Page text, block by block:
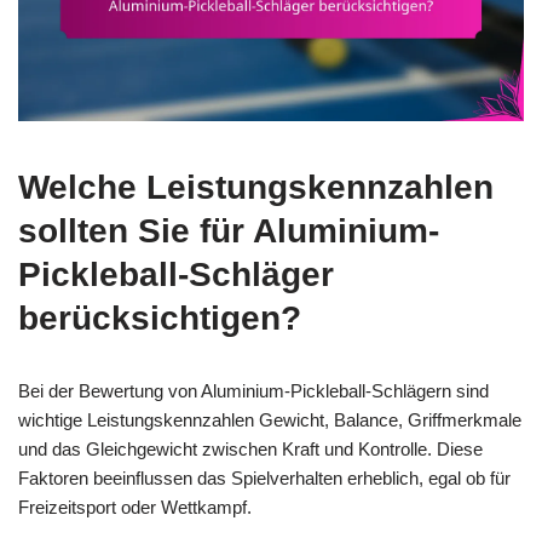
Welche Leistungskennzahlen
sollten Sie für Aluminium-
Pickleball-Schläger
berücksichtigen?
Bei der Bewertung von Aluminium-Pickleball-Schlägern sind
wichtige Leistungskennzahlen Gewicht, Balance, Griffmerkmale
und das Gleichgewicht zwischen Kraft und Kontrolle. Diese
Faktoren beeinflussen das Spielverhalten erheblich, egal ob für
Freizeitsport oder Wettkampf.